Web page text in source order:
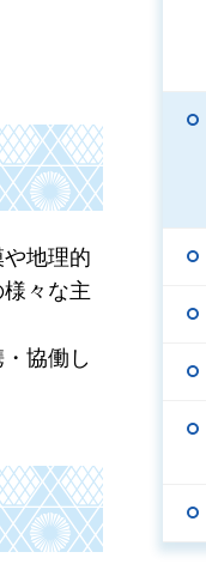
地理的
々な主
協働し